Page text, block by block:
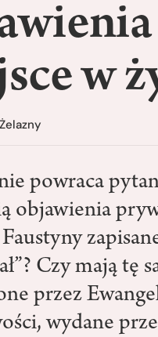
w
powraca
objawienia
Faustyny
Czy mają tę
przez
wydane